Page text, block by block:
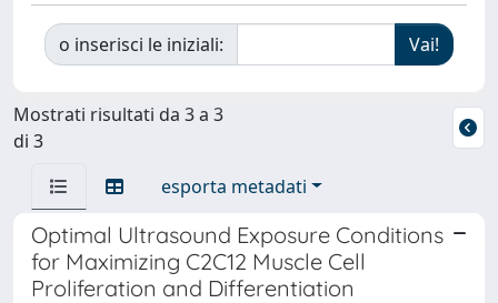
o inserisci le iniziali:
Mostrati risultati da 3 a 3
di 3
esporta metadati
Optimal Ultrasound Exposure Conditions
for Maximizing C2C12 Muscle Cell
Proliferation and Differentiation